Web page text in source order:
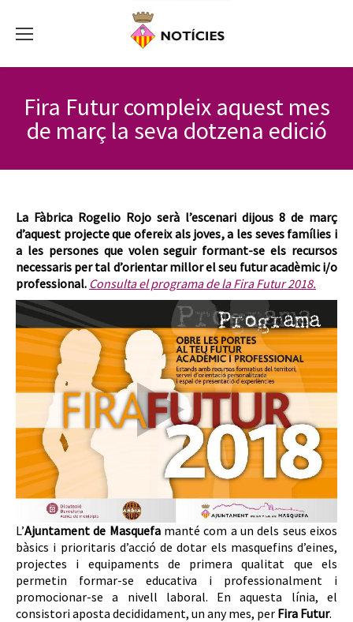
Fira Futur compleix aquest mes
de març la seva dotzena edició
La Fàbrica Rogelio Rojo serà l’escenari dijous 8 de març
d’aquest projecte que ofereix als joves, a les seves famílies i
a les persones que volen seguir formant-se els recursos
necessaris per tal d’orientar millor el seu futur acadèmic i/o
professional. Consulta el programa de la Fira Futur 2018.
L’Ajuntament de Masquefamanté com a un dels seus eixos
bàsics i prioritaris d’acció de dotar els masquefins d’eines,
projectes i equipaments de primera qualitat que els
permetin formar-se educativa i professionalment i
promocionar-se a nivell laboral. En aquesta línia, el
consistori aposta decididament, un any mes, per Fira Futur.